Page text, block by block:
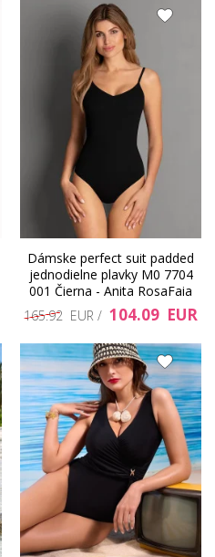
Dámske perfect suit padded
jednodielne plavky M0 7704
001 Čierna - Anita RosaFaia
165.92 EUR / 104.09 EUR